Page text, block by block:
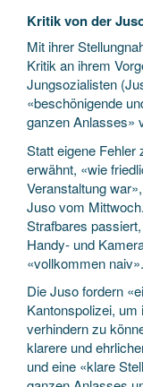
Kritik von der
Mit ihrer
Kritik an ihrem
Jungsozialisten
«beschönigende
ganzen Anlasses»
Statt eigene Fehler
erwähnt, «wie
Veranstaltung
Juso vom
Strafbares
Handy- und
«vollkommen naiv».
Die Juso fordern
Kantonspolizei,
verhindern zu
klarere und
und eine «klare